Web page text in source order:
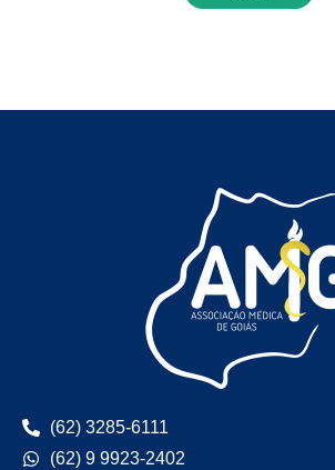
(62) 3285-6111
(62) 9 9923-2402